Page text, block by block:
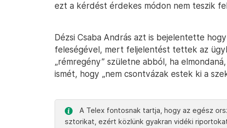
ezt a kérdést érdekes módon nem teszik
Dézsi Csaba András azt is bejelentette
feleségével, mert feljelentést tettek az
„rémregény” születne abból, ha
ismét, hogy „nem csontvázak estek ki a
A Telex fontosnak tartja, hogy az egész
sztorikat, ezért közlünk gyakran vidéki